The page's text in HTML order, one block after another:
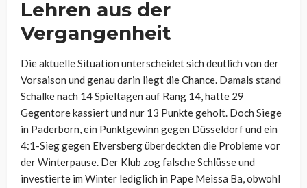
Lehren aus der
Vergangenheit
Die aktuelle Situation unterscheidet sich deutlich von der
Vorsaison und genau darin liegt die Chance. Damals stand
Schalke nach 14 Spieltagen auf Rang 14, hatte 29
Gegentore kassiert und nur 13 Punkte geholt. Doch Siege
in Paderborn, ein Punktgewinn gegen Düsseldorf und ein
4:1-Sieg gegen Elversberg überdeckten die Probleme vor
der Winterpause. Der Klub zog falsche Schlüsse und
investierte im Winter lediglich in Pape Meissa Ba, obwohl